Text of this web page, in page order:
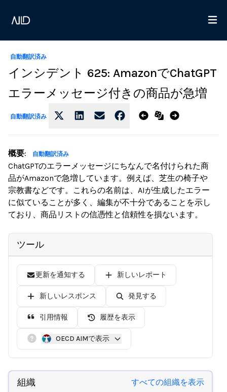
自動翻訳済み
インシデント 625: AmazonでChatGPT
エラーメッセージ付きの商品が急増
自動翻訳済み
概要: 自動翻訳済み
ChatGPTのエラーメッセージにちなんで名付けられた商
品がAmazonで急増しています。例えば、芝生の椅子や
宗教書などです。これらの名前は、AIが生成したエラー
に似ていることが多く、編集が不十分であることを示し
ており、商品リストの信憑性と信頼性を損ないます。
ツール
更新を通知する 新しいレポート
新しいレスポンス 発見する
引用情報 履歴を表示
OECD AIMで表示
組織 すべての組織を表示